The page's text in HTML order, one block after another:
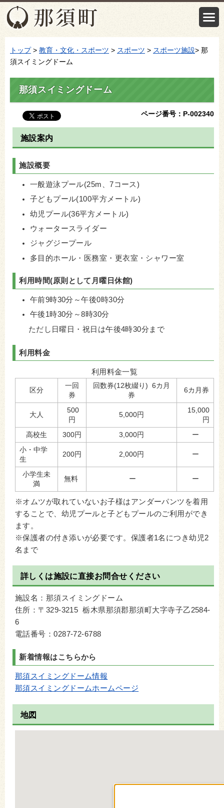
トップ> 教育・文化・スポーツ > スポーツ > スポーツ施設> 那
須スイミングドーム
那須スイミングドーム
ページ番号：P-002340
施設案内
施設概要
一般遊泳プール(25m、7コース)
子どもプール(100平方メートル)
幼児プール(36平方メートル)
ウォータースライダー
ジャグジープール
多目的ホール・医務室・更衣室・シャワー室
利用時間(原則として月曜日休館)
午前9時30分～午後0時30分
午後1時30分～8時30分
ただし日曜日・祝日は午後4時30分まで
利用料金
利用料金一覧
区分
一回
券
回数券(12枚綴り) 6カ月
券
6カ月券
大人
500
円
5,000円
15,000
円
高校生
300円 3,000円
ー
小・中学
生
200円 2,000円 ー
小学生未
満
無料 ー ー
※オムツが取れていないお子様はアンダーパンツを着用
することで、幼児プールと子どもプールのご利用ができ
ます。
※保護者の付き添いが必要です。保護者1名につき幼児2
名まで
詳しくは施設に直接お問合せください
施設名：那須スイミングドーム
住所：〒329-3215 栃木県那須郡那須町大字寺子乙2584-
6
電話番号：0287-72-6788
新着情報はこちらから
那須スイミングドーム情報
那須スイミングドームホームページ
地図